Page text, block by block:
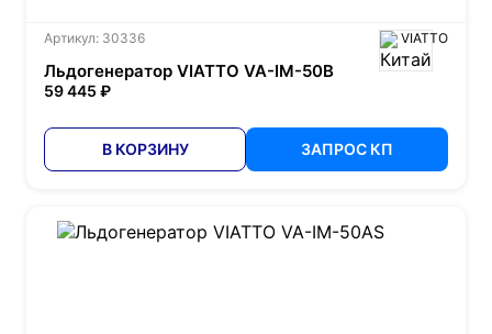
Артикул: 30336 VIATTO
Льдогенератор VIATTO VA-IM-50B
59 445 ₽
В КОРЗИНУ ЗАПРОС КП